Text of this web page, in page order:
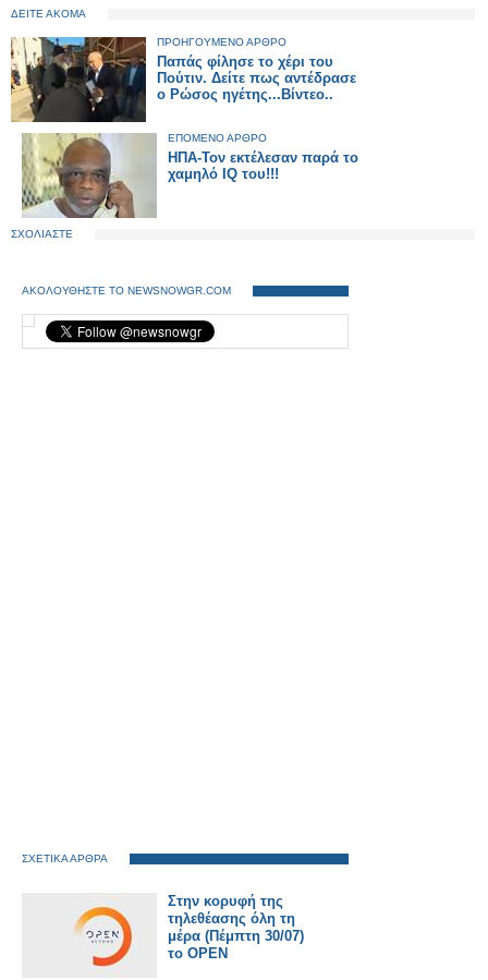
ΔΕΙΤΕ ΑΚΟΜΑ
ΠΡΟΗΓΟΥΜΕΝΟ ΑΡΘΡΟ
Παπάς φίλησε το χέρι του
Πούτιν. Δείτε πως αντέδρασε
ο Ρώσος ηγέτης...Βίντεο..
ΕΠΟΜΕΝΟ ΑΡΘΡΟ
ΗΠΑ-Τον εκτέλεσαν παρά το
χαμηλό IQ του!!!
ΣΧΟΛΙΑΣΤΕ
ΑΚΟΛΟΥΘΗΣΤΕ ΤΟ NEWSNOWGR.COM
ΣΧΕΤΙΚΑ ΑΡΘΡΑ
Στην κορυφή της
τηλεθέασης όλη τη
μέρα (Πέμπτη 30/07)
το OPEN